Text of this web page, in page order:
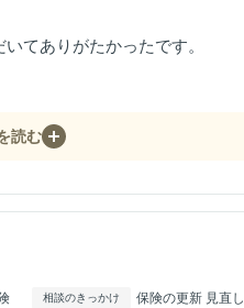
てありがたかったです。
読む
相談のきっかけ 保険の更新 見直し